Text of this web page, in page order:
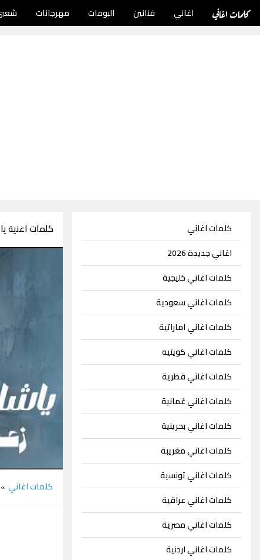
كلمات اغاني اغاني فنانين البومات مهرجانات
كلمات اغاني
اغاني جديدة 2026
كلمات اغاني خليجية
كلمات اغاني سعودية
كلمات اغاني اماراتية
كلمات اغاني كويتيه
كلمات اغاني قطرية
كلمات اغاني عُمانية
كلمات اغاني بحرينية
كلمات اغاني مغريبة
كلمات اغاني تونسية
كلمات اغاني عراقية
كلمات اغاني مصرية
كلمات اغاني اردنية
كلمات اغنية
كلمات اغاني »